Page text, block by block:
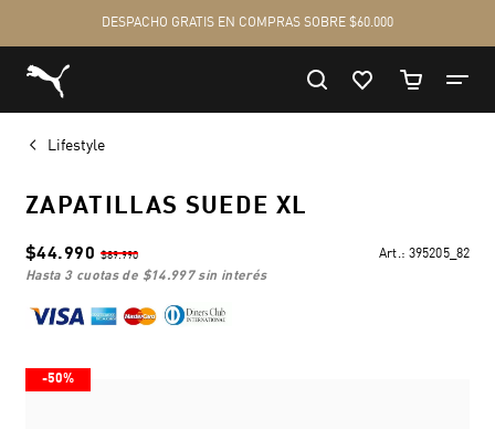
Lifestyle
ZAPATILLAS SUEDE XL
$44.990 $89.990 Art.: 395205_82
hasta 3 cuotas de $14.997sin interés
-50%